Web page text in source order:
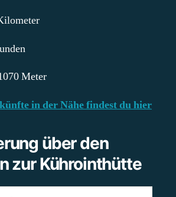
Meter
in der Nähe findest du hier
über den
zur Kührointhütte